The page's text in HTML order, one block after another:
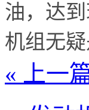
油，达
机组无
« 上一